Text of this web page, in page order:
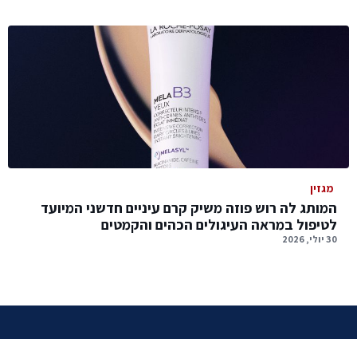
מגזין
המותג לה רוש פוזה משיק קרם עיניים חדשני המיועד
לטיפול במראה העיגולים הכהים והקמטים
30 יולי, 2026